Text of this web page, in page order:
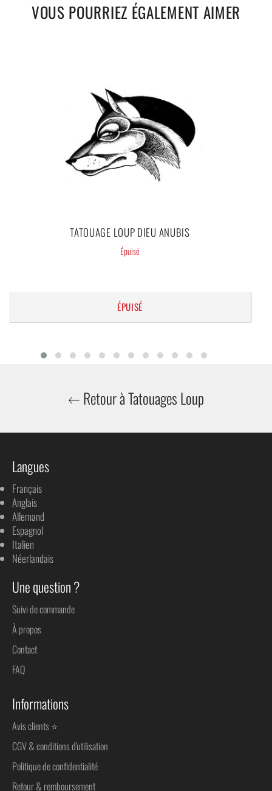
Caractéristiques
Dimensions : 21 cm x 15 cm.
Un tatouage hypoallergénique et se réalise avec une colle 100
Les Exigences Réglementaires Internationales sont
préservées.
Livraison 100 % gratuite.
VOUS POURRIEZ ÉGALEMENT AIMER
TATOUAGE LOUP DIEU ANUBIS
Épuisé
ÉPUISÉ
Retour à Tatouages Loup
Langues
Français
Anglais
Allemand
Espagnol
Italien
Néerlandais
Une question ?
Suivi de commande
À propos
Contact
FAQ
Informations
Avis clients ⭐
CGV & conditions d'utilisation
Politique de confidentialité
Retour & remboursement